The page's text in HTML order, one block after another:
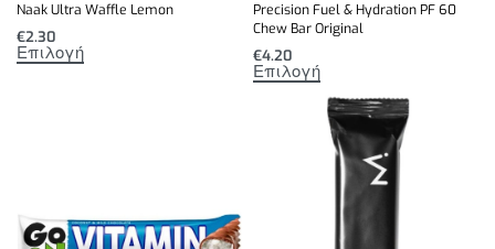
Naak Ultra Waffle Lemon
€2.30
Επιλογή
Precision Fuel & Hydration PF 60
Chew Bar Original
€4.20
Επιλογή